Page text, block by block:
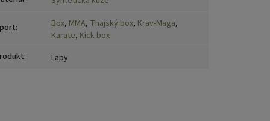
: Box, MMA, Thajský box, Krav-Maga,
Karate, Kick box
: Lapy